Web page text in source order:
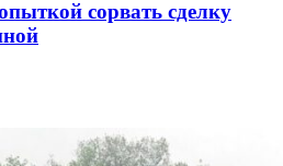
сорвать сделку